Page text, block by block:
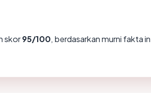
skor95/100, berdasarkan murni fakta